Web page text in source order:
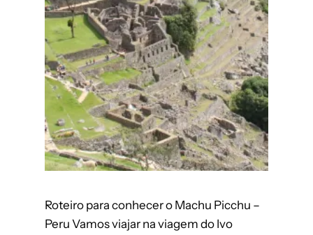
Roteiro para conhecer o Machu Picchu –
Peru Vamos viajar na viagem do Ivo